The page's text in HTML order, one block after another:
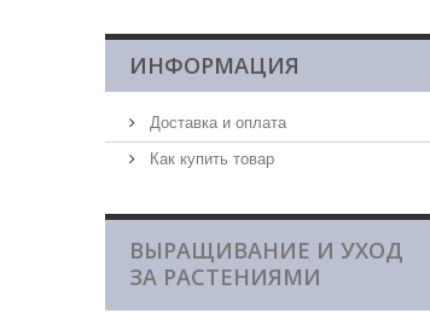
ИНФОРМАЦИЯ
Доставка и оплата
Как купить товар
ВЫРАЩИВАНИЕ И УХОД
ЗА РАСТЕНИЯМИ